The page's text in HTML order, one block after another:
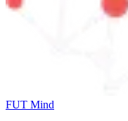
FUT Mind